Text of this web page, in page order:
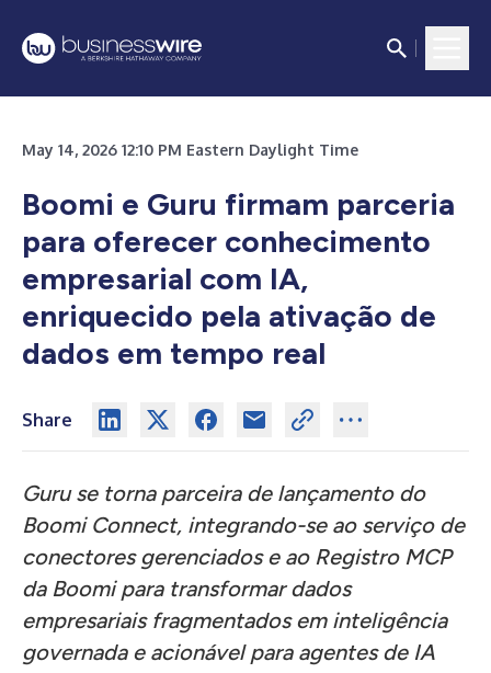
May 14, 2026 12:10 PM Eastern Daylight Time
Boomi e Guru firmam parceria
para oferecer conhecimento
empresarial com IA,
enriquecido pela ativação de
dados em tempo real
Share
Guru se torna parceira de lançamento do
Boomi Connect, integrando-se ao serviço de
conectores gerenciados e ao Registro MCP
da Boomi para transformar dados
empresariais fragmentados em inteligência
governada e acionável para agentes de IA